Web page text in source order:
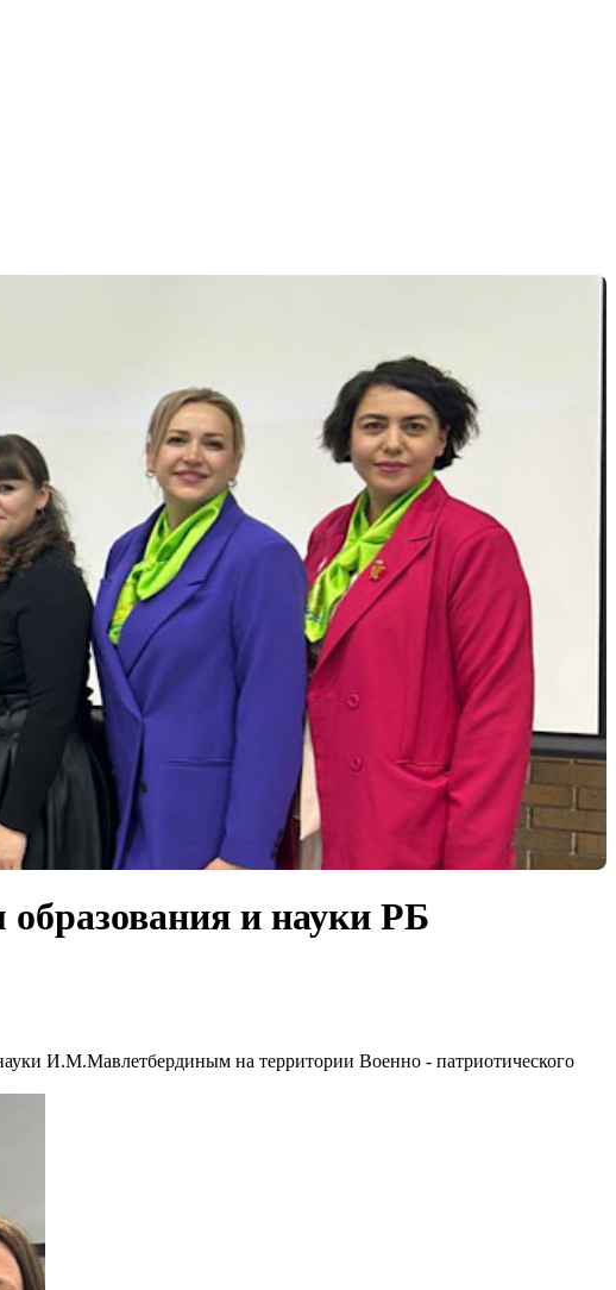
и науки РБ
И.М.Мавлетбердиным на территории Военно - патриотического